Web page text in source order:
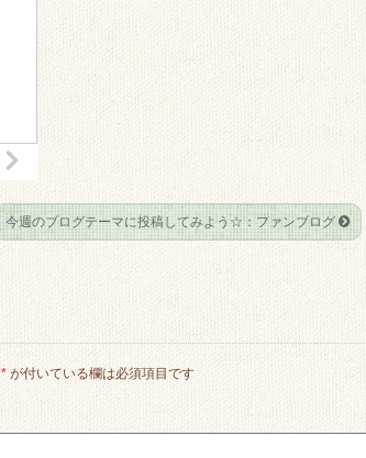
今週のブログテーマに投稿してみよう☆：ファンブログ
* が付いている欄は必須項目です